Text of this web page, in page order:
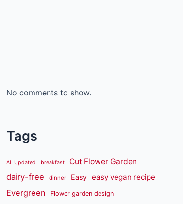
No comments to show.
Tags
AL Updated breakfast Cut Flower Garden
dairy-free dinner Easy easy vegan recipe
Evergreen Flower garden design